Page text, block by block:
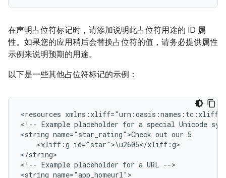
在声明占位符标记时，请添加说明此占位符用途的 ID 属
性。如果您的应用稍后会替换占位符的值，请务必提供属性
示例来说明预期的用途。
以下是一些其他占位符标记的示例：
<resources
<!-- Example placeholder for a special Unicode
<string name="star_rating">Check out our
<xliff:g id="star">\u2605</xliff:g>
</string>
<!-- Example placeholder for a URL -->
<string